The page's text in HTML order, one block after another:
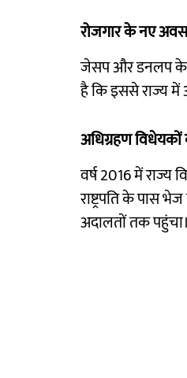
रोजगार के नए
जेसप और डनलप के
है कि इससे राज्य में
अधिग्रहण विधेयकों
वर्ष 2016 में राज्य
राष्ट्रपति के पास
अदालतों तक पहुंचा।